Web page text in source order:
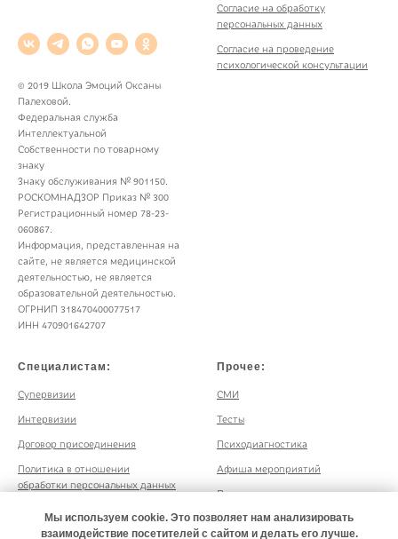
© 2019 Школа Эмоций Оксаны
Палеховой.
Федеральная служба
Интеллектуальной
Собственности по товарному
знаку
Знаку обслуживания № 901150.
РОСКОМНАДЗОР Приказ № 300
Регистрационный номер 78-23-
060867.
Информация, представленная на
сайте, не является медицинской
деятельностью, не является
образовательной деятельностью.
ОГРНИП 318470400077517
ИНН 470901642707
Согласие на обработку
персональных данных
Согласие на проведение
психологической консультации
Специалистам:
Супервизии
Интервизии
Договор присоединения
Политика в отношении
обработки персональных данных
персональных данных
Прочее:
СМИ
Тесты
Психодиагностика
Афиша мероприятий
Психологическая поддержка
Мы используем cookie. Это позволяет нам анализировать
взаимодействие посетителей с сайтом и делать его лучше.